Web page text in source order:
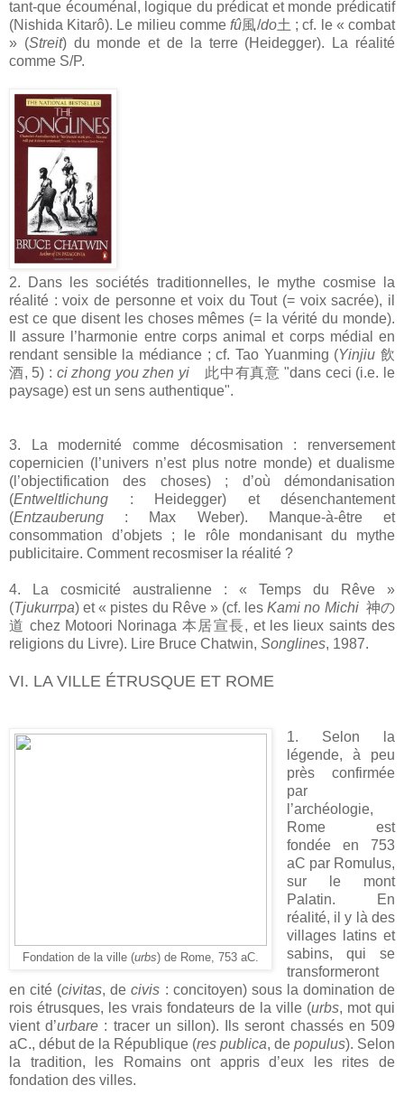
tant-que écouménal, logique du prédicat et monde prédicatif
(Nishida Kitarô). Le milieu commefû風/do土 ; cf. le « combat
» (Streit) du monde et de la terre (Heidegger). La réalité
comme S/P.
2. Dans les sociétés traditionnelles, le mythe cosmise la
réalité : voix de personne et voix du Tout (= voix sacrée), il
est ce que disent les choses mêmes (= la vérité du monde).
Il assure l’harmonie entre corps animal et corps médial en
rendant sensible la médiance ; cf. Tao Yuanming (Yinjiu 飲
酒, 5) : ci zhong you zhen yi 此中有真意 "dans ceci (i.e. le
paysage) est un sens authentique".
3. La modernité comme décosmisation : renversement
copernicien (l’univers n’est plus notre monde) et dualisme
(l’objectification des choses) ; d’où démondanisation
(Entweltlichung : Heidegger) et désenchantement
(Entzauberung : Max Weber). Manque-à-être et
consommation d’objets ; le rôle mondanisant du mythe
publicitaire. Comment recosmiser la réalité ?
4. La cosmicité australienne : « Temps du Rêve »
(Tjukurrpa) et « pistes du Rêve » (cf. lesKami no Michi神の
道 chez Motoori Norinaga 本居宣長, et les lieux saints des
religions du Livre). Lire Bruce Chatwin, Songlines, 1987.
VI. LA VILLE ÉTRUSQUE ET ROME
Fondation de la ville (urbs) de Rome, 753 aC.
1. Selon la
légende, à peu
près confirmée
par
l’archéologie,
Rome est
fondée en 753
aC par Romulus,
sur le mont
Palatin. En
réalité, il y là des
villages latins et
sabins, qui se
transformeront
en cité (civitas, decivis : concitoyen) sous la domination de
rois étrusques, les vrais fondateurs de la ville (urbs, mot qui
vient d’urbare : tracer un sillon). Ils seront chassés en 509
aC., début de la République (res publica, de populus). Selon
la tradition, les Romains ont appris d’eux les rites de
fondation des villes.